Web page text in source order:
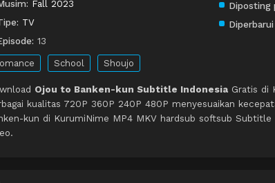
Fall 2023
TV
13
Diposting
Diperbarui
School Shoujo
Ojou to Banken-kun Subtitle Indonesia Gratis di
kualitas 720P 360P 240P 480P menyesuaikan
kun di KurumiNime MP4 MKV hardsub softsub